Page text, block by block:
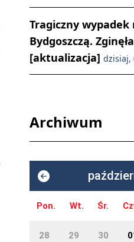
Tragiczny wypadek
Bydgoszczą.
[aktualizacja] dzisiaj,
Archiwum
Pon. Wt. Śr.
28 29 30